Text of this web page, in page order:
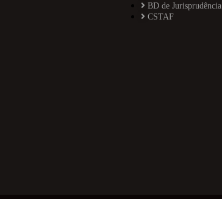
BD de Jurisprudência
CSTAF